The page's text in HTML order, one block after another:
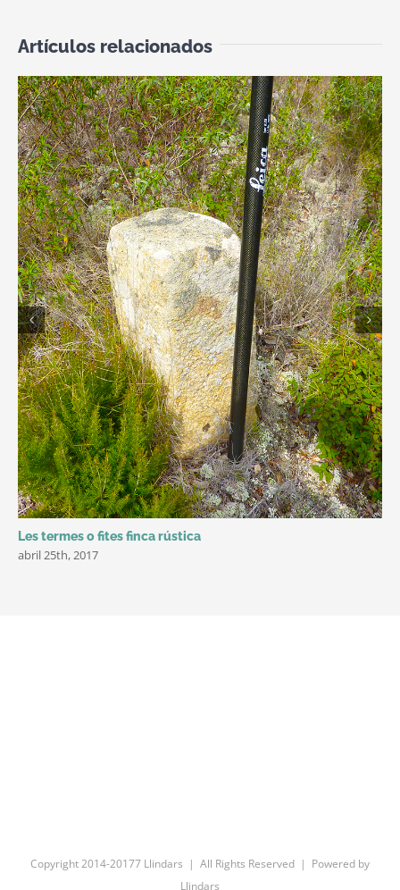
Artículos relacionados
Les termes o fites finca rústica
abril 25th, 2017
Copyright 2014-20177 Llindars | All Rights Reserved | Powered by
Llindars